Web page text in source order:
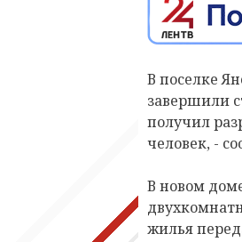
В поселке
завершили
получил
человек, -
В новом
жилья